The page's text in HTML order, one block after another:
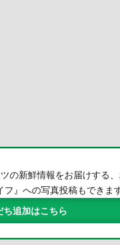
の新鮮情報をお届けする
』への写真投稿もできます
ち追加はこちら